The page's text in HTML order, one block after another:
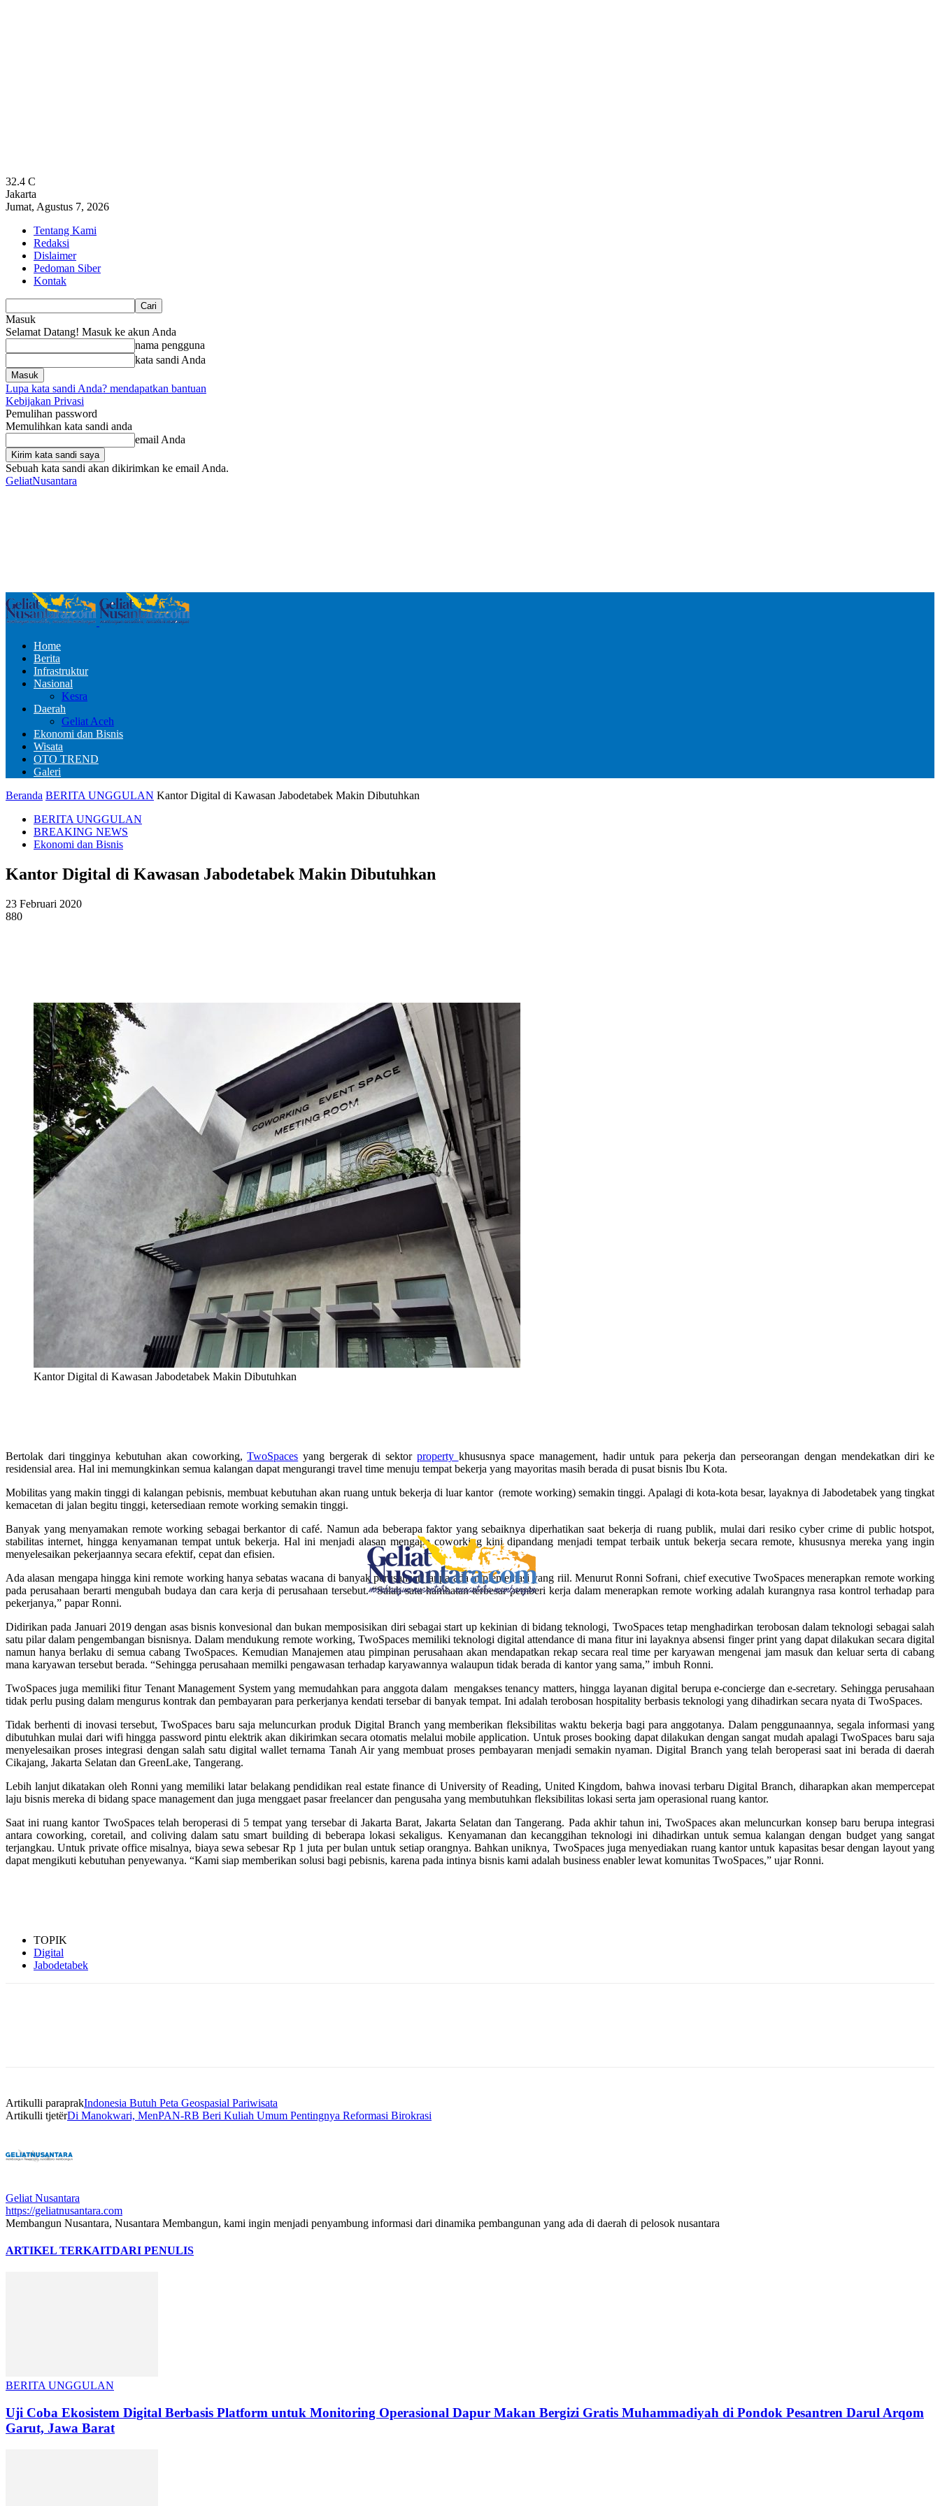
32.4 C
Jakarta
Jumat, Agustus 7, 2026
Tentang Kami
Redaksi
Dislaimer
Pedoman Siber
Kontak
Masuk
Selamat Datang! Masuk ke akun Anda
nama pengguna
kata sandi Anda
Lupa kata sandi Anda? mendapatkan bantuan
Kebijakan Privasi
Pemulihan password
Memulihkan kata sandi anda
email Anda
Sebuah kata sandi akan dikirimkan ke email Anda.
GeliatNusantara
Home
Berita
Infrastruktur
Nasional
Kesra
Daerah
Geliat Aceh
Ekonomi dan Bisnis
Wisata
OTO TREND
Galeri
Beranda BERITA UNGGULAN Kantor Digital di Kawasan Jabodetabek Makin Dibutuhkan
BERITA UNGGULAN
BREAKING NEWS
Ekonomi dan Bisnis
Kantor Digital di Kawasan Jabodetabek Makin Dibutuhkan
23 Februari 2020
880
Kantor Digital di Kawasan Jabodetabek Makin Dibutuhkan
Bertolak dari tingginya kebutuhan akan coworking,TwoSpaces yang bergerak di sektor property khususnya space management, hadir untuk para pekerja dan perseorangan dengan mendekatkan diri ke
residensial area. Hal ini memungkinkan semua kalangan dapat mengurangi travel time menuju tempat bekerja yang mayoritas masih berada di pusat bisnis Ibu Kota.
Mobilitas yang makin tinggi di kalangan pebisnis, membuat kebutuhan akan ruang untuk bekerja di luar kantor (remote working) semakin tinggi. Apalagi di kota-kota besar, layaknya di Jabodetabek yang tingkat
kemacetan di jalan begitu tinggi, ketersediaan remote working semakin tinggi.
Banyak yang menyamakan remote working sebagai berkantor di café. Namun ada beberapa faktor yang sebaiknya diperhatikan saat bekerja di ruang publik, mulai dari resiko cyber crime di public hotspot,
stabilitas internet, hingga kenyamanan tempat untuk bekerja. Hal ini menjadi alasan mengapa coworking kini dipandang menjadi tempat terbaik untuk bekerja secara remote, khususnya mereka yang ingin
menyelesaikan pekerjaannya secara efektif, cepat dan efisien.
Ada alasan mengapa hingga kini remote working hanya sebatas wacana di banyak perusahaan tanpa ada implementasi yang riil. Menurut Ronni Sofrani, chief executive TwoSpaces menerapkan remote working
pada perusahaan berarti mengubah budaya dan cara kerja di perusahaan tersebut. “Salah satu hambatan terbesar pemberi kerja dalam menerapkan remote working adalah kurangnya rasa kontrol terhadap para
pekerjanya,” papar Ronni.
Didirikan pada Januari 2019 dengan asas bisnis konvesional dan bukan memposisikan diri sebagai start up kekinian di bidang teknologi, TwoSpaces tetap menghadirkan terobosan dalam teknologi sebagai salah
satu pilar dalam pengembangan bisnisnya. Dalam mendukung remote working, TwoSpaces memiliki teknologi digital attendance di mana fitur ini layaknya absensi finger print yang dapat dilakukan secara digital
namun hanya berlaku di semua cabang TwoSpaces. Kemudian Manajemen atau pimpinan perusahaan akan mendapatkan rekap secara real time per karyawan mengenai jam masuk dan keluar serta di cabang
mana karyawan tersebut berada. “Sehingga perusahaan memilki pengawasan terhadap karyawannya walaupun tidak berada di kantor yang sama,” imbuh Ronni.
TwoSpaces juga memiliki fitur Tenant Management System yang memudahkan para anggota dalam mengakses tenancy matters, hingga layanan digital berupa e-concierge dan e-secretary. Sehingga perusahaan
tidak perlu pusing dalam mengurus kontrak dan pembayaran para perkerjanya kendati tersebar di banyak tempat. Ini adalah terobosan hospitality berbasis teknologi yang dihadirkan secara nyata di TwoSpaces.
Tidak berhenti di inovasi tersebut, TwoSpaces baru saja meluncurkan produk Digital Branch yang memberikan fleksibilitas waktu bekerja bagi para anggotanya. Dalam penggunaannya, segala informasi yang
dibutuhkan mulai dari wifi hingga password pintu elektrik akan dikirimkan secara otomatis melalui mobile application. Untuk proses booking dapat dilakukan dengan sangat mudah apalagi TwoSpaces baru saja
menyelesaikan proses integrasi dengan salah satu digital wallet ternama Tanah Air yang membuat proses pembayaran menjadi semakin nyaman. Digital Branch yang telah beroperasi saat ini berada di daerah
Cikajang, Jakarta Selatan dan GreenLake, Tangerang.
Lebih lanjut dikatakan oleh Ronni yang memiliki latar belakang pendidikan real estate finance di University of Reading, United Kingdom, bahwa inovasi terbaru Digital Branch, diharapkan akan mempercepat
laju bisnis mereka di bidang space management dan juga menggaet pasar freelancer dan pengusaha yang membutuhkan fleksibilitas lokasi serta jam operasional ruang kantor.
Saat ini ruang kantor TwoSpaces telah beroperasi di 5 tempat yang tersebar di Jakarta Barat, Jakarta Selatan dan Tangerang. Pada akhir tahun ini, TwoSpaces akan meluncurkan konsep baru berupa integrasi
antara coworking, coretail, and coliving dalam satu smart building di beberapa lokasi sekaligus. Kenyamanan dan kecanggihan teknologi ini dihadirkan untuk semua kalangan dengan budget yang sangat
terjangkau. Untuk private office misalnya, biaya sewa sebesar Rp 1 juta per bulan untuk setiap orangnya. Bahkan uniknya, TwoSpaces juga menyediakan ruang kantor untuk kapasitas besar dengan layout yang
dapat mengikuti kebutuhan penyewanya. “Kami siap memberikan solusi bagi pebisnis, karena pada intinya bisnis kami adalah business enabler lewat komunitas TwoSpaces,” ujar Ronni.
TOPIK
Digital
Jabodetabek
Artikulli paraprakIndonesia Butuh Peta Geospasial Pariwisata
Artikulli tjetërDi Manokwari, MenPAN-RB Beri Kuliah Umum Pentingnya Reformasi Birokrasi
Geliat Nusantara
https://geliatnusantara.com
Membangun Nusantara, Nusantara Membangun, kami ingin menjadi penyambung informasi dari dinamika pembangunan yang ada di daerah di pelosok nusantara
ARTIKEL TERKAITDARI PENULIS
BERITA UNGGULAN
Uji Coba Ekosistem Digital Berbasis Platform untuk Monitoring Operasional Dapur Makan Bergizi Gratis Muhammadiyah di Pondok Pesantren Darul Arqom
Garut, Jawa Barat